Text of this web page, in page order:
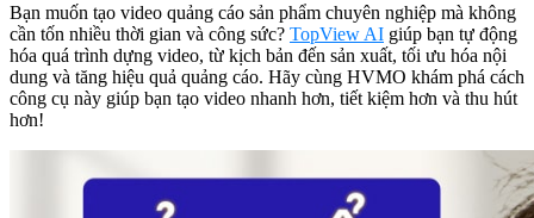
Bạn muốn tạo video quảng cáo sản phẩm chuyên nghiệp mà không
cần tốn nhiều thời gian và công sức? TopView AI giúp bạn tự động
hóa quá trình dựng video, từ kịch bản đến sản xuất, tối ưu hóa nội
dung và tăng hiệu quả quảng cáo. Hãy cùng HVMO khám phá cách
công cụ này giúp bạn tạo video nhanh hơn, tiết kiệm hơn và thu hút
hơn!